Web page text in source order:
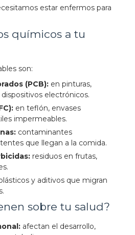
estar enfermos para
químicos a tu
son:
(PCB):en pinturas,
electrónicos.
en teflón, envases
impermeables.
contaminantes
que llegan a la comida.
residuos en frutas,
y aditivos que migran
sobre tu salud?
afectan el desarrollo,